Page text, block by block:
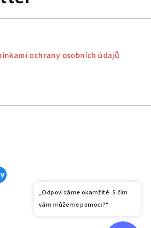
ochrany osobních údajů
„Odpovídáme okamžitě. S čím
vám můžeme pomoci?“